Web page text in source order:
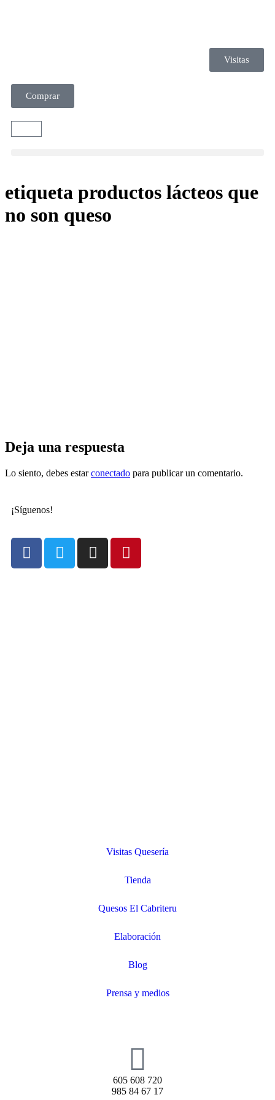
Visitas
Comprar
etiqueta productos lácteos que
no son queso
Deja una respuesta
Lo siento, debes estarconectado para publicar un comentario.
¡Síguenos!
Visitas Quesería
Tienda
Quesos El Cabriteru
Elaboración
Blog
Prensa y medios
605 608 720
985 84 67 17